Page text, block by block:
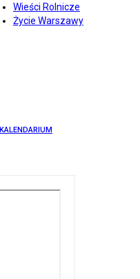
Wieści Rolnicze
Życie Warszawy
KALENDARIUM